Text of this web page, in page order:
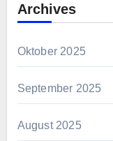
Archives
Oktober 2025
September 2025
August 2025